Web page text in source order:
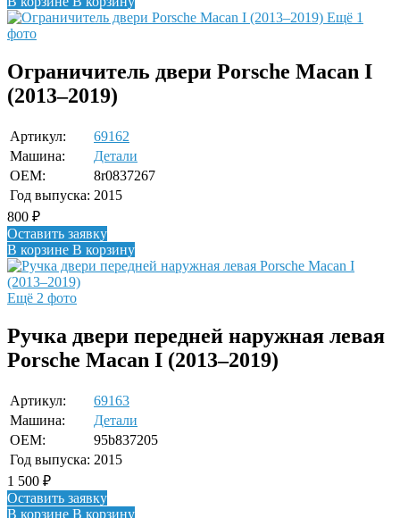
Ещё 1
фото
Ограничитель двери Porsche Macan I
(2013–2019)
Артикул:
69162
Машина:
Детали
OEM:
8r0837267
Год выпуска: 2015
800 ₽
Оставить заявку
В корзине В корзину
Ещё 2 фото
Ручка двери передней наружная левая
Porsche Macan I (2013–2019)
Артикул:
69163
Машина:
Детали
OEM:
95b837205
Год выпуска: 2015
1 500 ₽
Оставить заявку
В корзине В корзину